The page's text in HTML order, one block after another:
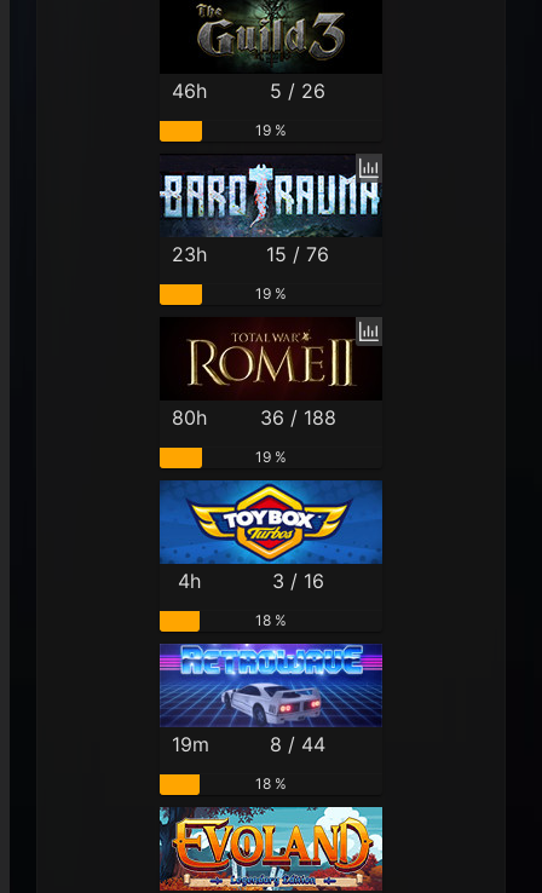
46h 5 / 26
19 %
23h 15 / 76
19 %
80h 36 / 188
19 %
4h 3 / 16
18 %
19m 8 / 44
18 %